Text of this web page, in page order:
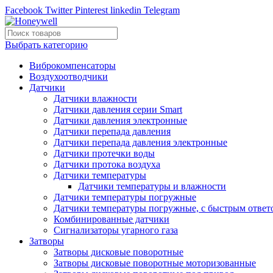
Facebook Twitter Pinterest linkedin Telegram
Выбрать категорию
Виброкомпенсаторы
Воздухоотводчики
Датчики
Датчики влажности
Датчики давления серии Smart
Датчики давления электронные
Датчики перепада давления
Датчики перепада давления электронные
Датчики протечки воды
Датчики протока воздуха
Датчики температуры
Датчики температуры и влажности
Датчики температуры погружные
Датчики температуры погружные, с быстрым
Комбинированные датчики
Сигнализаторы угарного газа
Затворы
Затворы дисковые поворотные
Затворы дисковые поворотные моторизованные